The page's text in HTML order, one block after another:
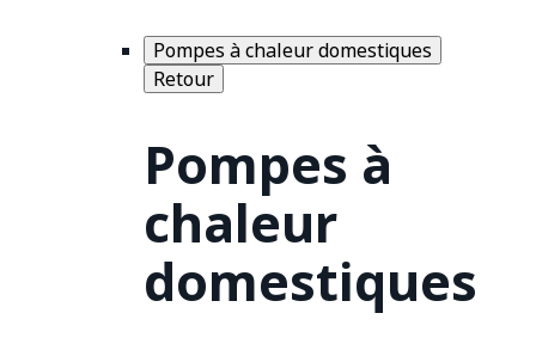
Pompes à chaleur domestiques
Retour
Pompes à
chaleur
domestiques